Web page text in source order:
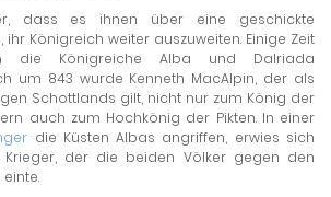
dass es ihnen über eine geschickte
Königreich weiter auszuweiten. Einige Zeit
die Königreiche Alba und Dalriada
um 843 wurde Kenneth MacAlpin, der als
Schottlands gilt, nicht nur zum König der
auch zum Hochkönig der Pikten. In einer
die Küsten Albas angriffen, erwies sich
der die beiden Völker gegen den